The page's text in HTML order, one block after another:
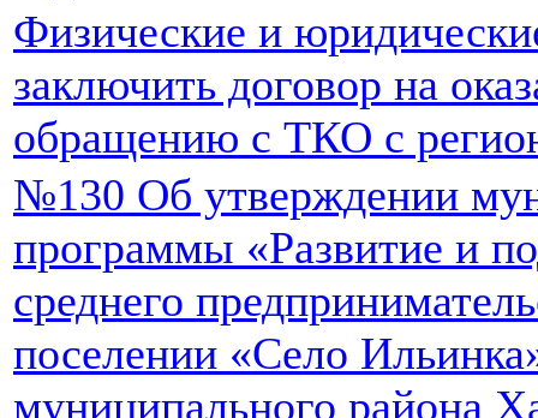
Физические и
заключить договор на
обращению с ТКО с
№130 Об утверждении
программы «Развитие и
среднего
поселении «Село
муниципального района